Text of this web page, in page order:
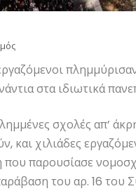
στα ιδιωτικά
σχολές απ’
χιλιάδες
παρουσίασε
του αρ. 16 του